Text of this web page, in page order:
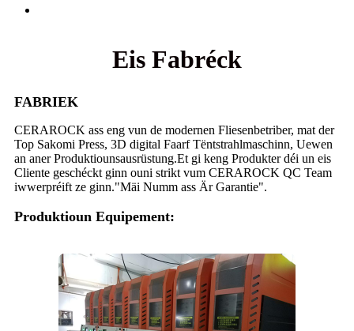
Eis Fabréck
FABRIEK
CERAROCK ass eng vun de modernen Fliesenbetriber, mat der
Top Sakomi Press, 3D digital Faarf Tëntstrahlmaschinn, Uewen
an aner Produktiounsausrüstung.Et gi keng Produkter déi un eis
Cliente geschéckt ginn ouni strikt vum CERAROCK QC Team
iwwerpréift ze ginn."Mäi Numm ass Är Garantie".
Produktioun Equipement: